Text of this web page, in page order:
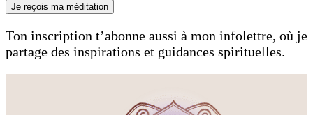
Je reçois ma méditation
Ton inscription t’abonne aussi à mon infolettre, où je
partage des inspirations et guidances spirituelles.